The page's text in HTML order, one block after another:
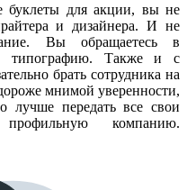
буклеты для акции, вы не
и дизайнера. И не
Вы обращаетесь в
типографию. Также и с
брать сотрудника на
мнимой уверенности,
лучше передать все свои
компанию.